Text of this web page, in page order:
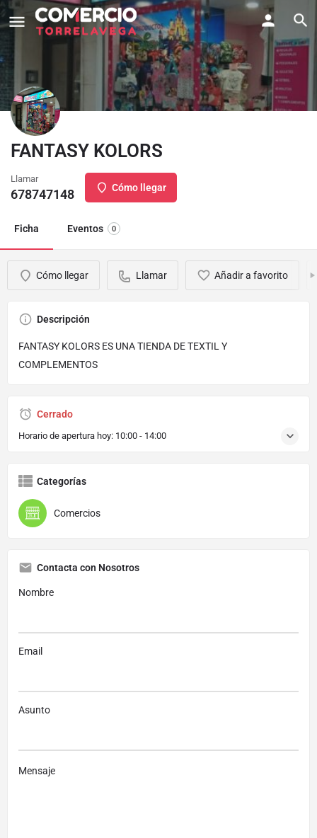
FANTASY KOLORS
Llamar
678747148 Cómo llegar
Ficha Eventos 0
Cómo llegar Llamar Añadir a favorito
Descripción
FANTASY KOLORS ES UNA TIENDA DE TEXTIL Y
COMPLEMENTOS
Cerrado
Horario de apertura hoy: 10:00 - 14:00
Categorías
Comercios
Contacta con Nosotros
Nombre
Email
Asunto
Mensaje